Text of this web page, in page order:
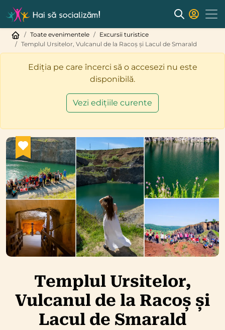
Toate evenimentele
Excursii turistice
Templul Ursitelor, Vulcanul de la Racoș și Lacul de Smarald
Ediția pe care încerci să o accesezi nu este
disponibilă.
Vezi edițiile curente
Templul Ursitelor,
Vulcanul de la Racoș și
Lacul de Smarald